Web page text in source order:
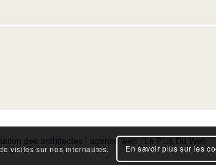
des architectes | agence web :Le Plus Du Web
visites sur nos internautes. En savoir plus sur les